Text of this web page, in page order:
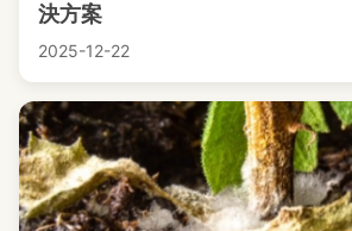
決方案
2025-12-22